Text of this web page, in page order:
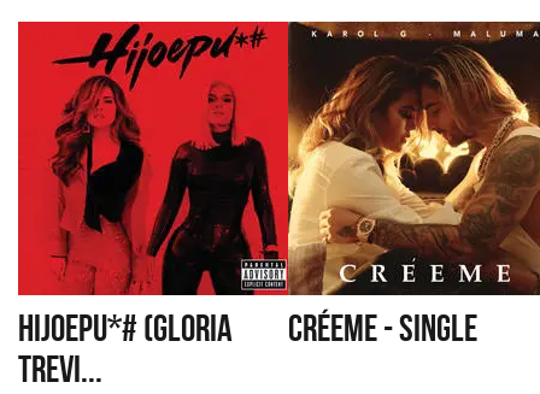
HIJOEPU*# (GLORIA
TREVI...
CRÉEME - SINGLE